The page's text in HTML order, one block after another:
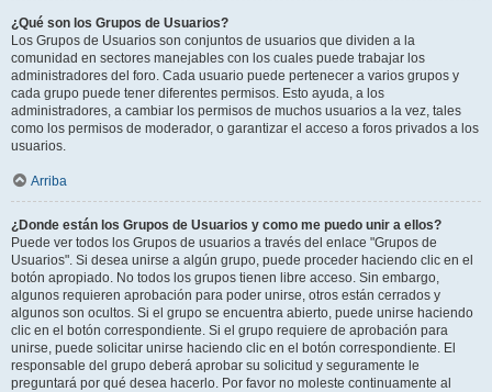
¿Qué son los Grupos de Usuarios?
Los Grupos de Usuarios son conjuntos de usuarios que dividen a la
comunidad en sectores manejables con los cuales puede trabajar los
administradores del foro. Cada usuario puede pertenecer a varios grupos y
cada grupo puede tener diferentes permisos. Esto ayuda, a los
administradores, a cambiar los permisos de muchos usuarios a la vez, tales
como los permisos de moderador, o garantizar el acceso a foros privados a los
usuarios.
Arriba
¿Donde están los Grupos de Usuarios y como me puedo unir a ellos?
Puede ver todos los Grupos de usuarios a través del enlace "Grupos de
Usuarios". Si desea unirse a algún grupo, puede proceder haciendo clic en el
botón apropiado. No todos los grupos tienen libre acceso. Sin embargo,
algunos requieren aprobación para poder unirse, otros están cerrados y
algunos son ocultos. Si el grupo se encuentra abierto, puede unirse haciendo
clic en el botón correspondiente. Si el grupo requiere de aprobación para
unirse, puede solicitar unirse haciendo clic en el botón correspondiente. El
responsable del grupo deberá aprobar su solicitud y seguramente le
preguntará por qué desea hacerlo. Por favor no moleste continuamente al